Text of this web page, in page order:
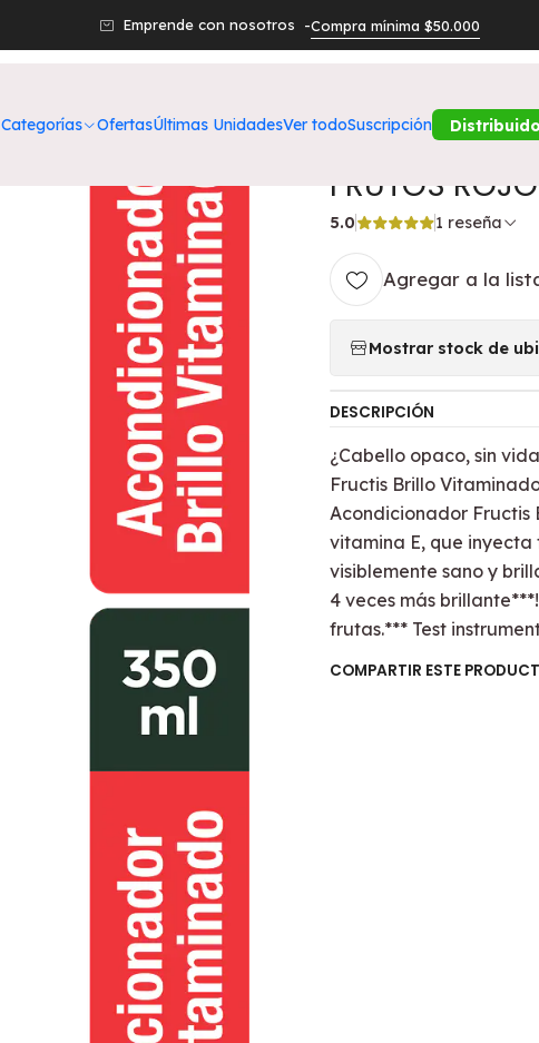
Categorías OfertasÚltimas UnidadesVer todoSuscripción
Emprende con nosotros -Compra mínima $50.000
Acondicionador Fructis Brillo Vitaminado - GARNIER SHOT
GARNIER
FRUTOS
5.0 1 reseña
Agregar a la
Mostrar stock de
DESCRIPCIÓN
¿Cabello opaco, sin
Fructis Brillo
Acondicionador Fructis
vitamina E, que
visiblemente sano y
4 veces más
frutas.*** Test
COMPARTIR ESTE